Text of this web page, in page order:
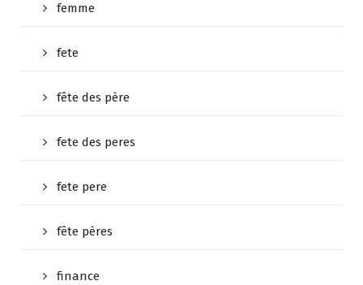
femme
fete
fête des père
fete des peres
fete pere
fête pères
finance